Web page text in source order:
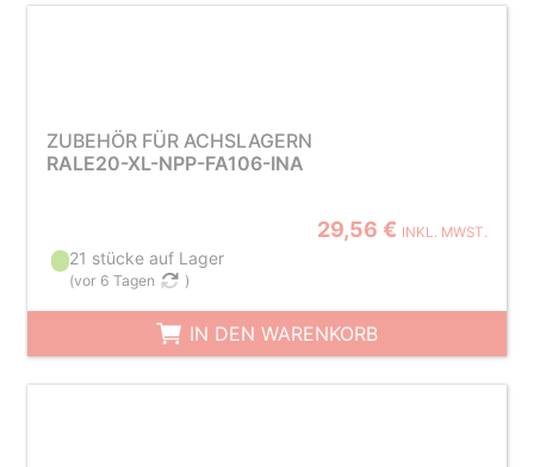
ZUBEHÖR FÜR ACHSLAGERN
RALE20-XL-NPP-FA106-INA
29,56 € INKL. MWST.
21 stücke auf Lager
(vor 6 Tagen )
IN DEN WARENKORB